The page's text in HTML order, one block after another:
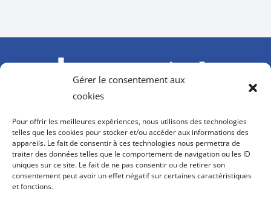
Gérer le consentement aux
cookies
Pour offrir les meilleures expériences, nous utilisons des technologies
telles que les cookies pour stocker et/ou accéder aux informations des
appareils. Le fait de consentir à ces technologies nous permettra de
traiter des données telles que le comportement de navigation ou les ID
uniques sur ce site. Le fait de ne pas consentir ou de retirer son
consentement peut avoir un effet négatif sur certaines caractéristiques
et fonctions.
Howmet Aerospace Foundation et OPCO 2i
contact@hanvol-insertion.aero
8, rue Galilée